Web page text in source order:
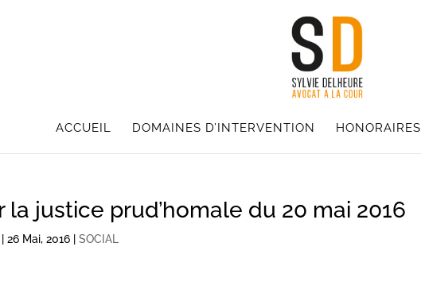
ACCUEIL DOMAINES D’INTERVENTION HONORAIRES
la justice prud’homale du 20 mai 2016
26 Mai, 2016 SOCIAL